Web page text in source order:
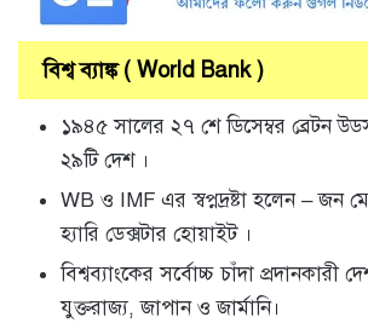
বিশ্ব ব্যাঙ্ক ( World Bank )
১৯৪৫ সালের ২৭ শে ডিসেম্বর ব্রেটন
২৯টি দেশ ।
WB ও IMF এর স্বপ্নদ্রষ্টা হলেন – জন
হ্যারি ডেক্সটার হোয়াইট ।
বিশ্বব্যাংকের সর্বোচ্চ চাঁদা প্রদানকারী
যুক্তরাজ্য, জাপান ও জার্মানি।